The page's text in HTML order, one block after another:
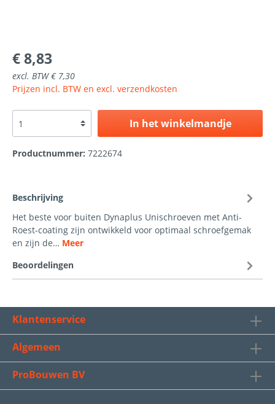
€ 8,83
excl. BTW € 7,30
Prijzen incl. BTW en excl. verzendkosten
In het winkelmandje
Productnummer: 7222674
Beschrijving
Het beste voor buiten Dynaplus Unischroeven met Anti-
Roest-coating zijn ontwikkeld voor optimaal schroefgemak
en zijn de… Meer
Beoordelingen
Klantenservice
Algemeen
ProBouwen BV